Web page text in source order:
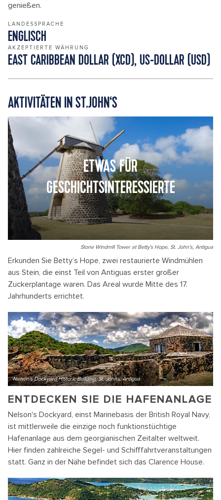
genießen.
LANDESSPRACHE
ENGLISCH
AKZEPTIERTE WÄHRUNG
EAST CARIBBEAN DOLLAR (XCD), US-DOLLAR (USD)
AKTIVITÄTEN IN ST.JOHN‘S
ETWAS FÜR
GESCHICHTSINTERESSIERTE
Stone Windmill Tower at Betty's Hope, St. John's, Antigua
Erkunden Sie Betty’s Hope, zwei restaurierte Windmühlen
aus Stein, die einst Teil von Antiguas erster großer
Zuckerplantage waren. Das Areal wurde Mitte des 17.
Jahrhunderts errichtet.
Nelson's Dockyard Historic Building, St. Johns, Antigua
ENTDECKEN SIE DIE HAFENANLAGE
Nelson's Dockyard, einst Marinebasis der British Royal Navy,
ist mittlerweile die einzige noch funktionstüchtige
Hafenanlage aus dem georgianischen Zeitalter weltweit.
Hier finden zahlreiche Segel- und Schifffahrtveranstaltungen
statt. Ganz in der Nähe befindet sich das Clarence House.